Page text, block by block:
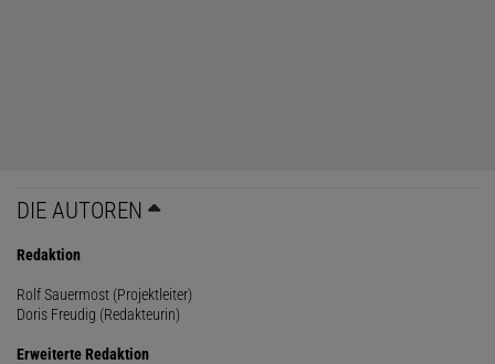
DIE AUTOREN
Redaktion
Rolf Sauermost (Projektleiter)
Doris Freudig (Redakteurin)
Erweiterte Redaktion